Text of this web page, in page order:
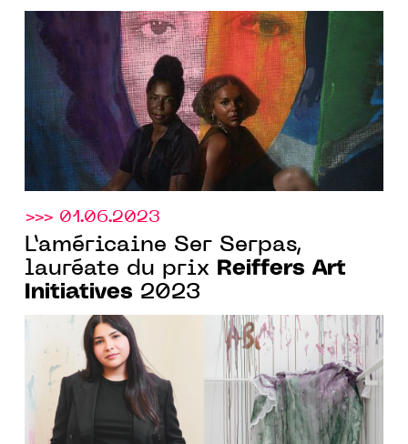
Choisne, du 18.10.2023 Au
18.11.2023
>>> 01.06.2023
L’américaine Ser Serpas,
lauréate du prix
Reiffers Art
Initiatives 2023